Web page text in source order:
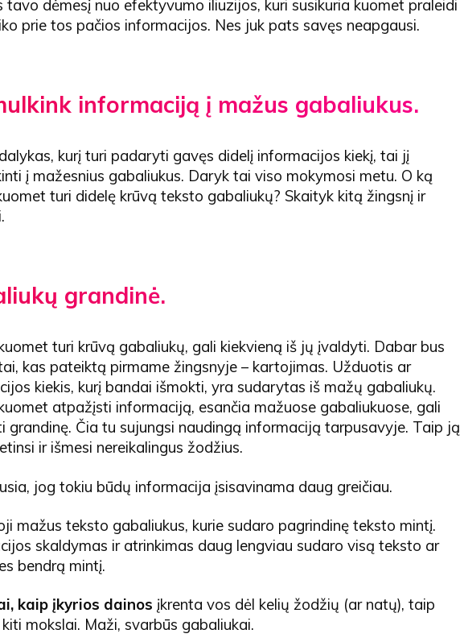
tavo dėmesį nuo efektyvumo iliuzijos, kuri susikuria kuomet praleidi
prie tos pačios informacijos. Nes juk pats savęs neapgausi.
informaciją į mažus gabaliukus.
kurį turi padaryti gavęs didelį informacijos kiekį, tai jį
į mažesnius gabaliukus. Daryk tai viso mokymosi metu. O ką
turi didelę krūvą teksto gabaliukų? Skaityk kitą žingsnį ir
grandinė.
turi krūvą gabaliukų, gali kiekvieną iš jų įvaldyti. Dabar bus
kas pateiktą pirmame žingsnyje – kartojimas. Užduotis ar
kiekis, kurį bandai išmokti, yra sudarytas iš mažų gabaliukų.
atpažįsti informaciją, esančia mažuose gabaliukuose, gali
grandinę. Čia tu sujungsi naudingą informaciją tarpusavyje. Taip ją
ir išmesi nereikalingus žodžius.
jog tokiu būdų informacija įsisavinama daug greičiau.
mažus teksto gabaliukus, kurie sudaro pagrindinę teksto mintį.
skaldymas ir atrinkimas daug lengviau sudaro visą teksto ar
bendrą mintį.
kaip įkyrios dainos įkrenta vos dėl kelių žodžių (ar natų), taip
mokslai. Maži, svarbūs gabaliukai.